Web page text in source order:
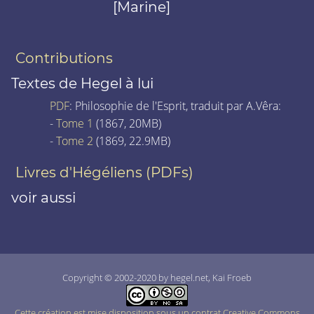
[Marine]
Contributions
Textes de Hegel à lui
PDF: Philosophie de l'Esprit, traduit par A.Vêra:
-Tome 1 (1867, 20MB)
-Tome 2 (1869, 22.9MB)
Livres d'Hégéliens (PDFs)
voir aussi
Copyright © 2002-2020 by hegel.net, Kai Froeb